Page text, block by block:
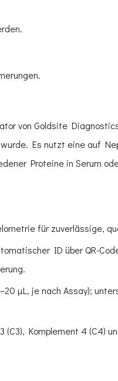
von Goldsite
Es nutzt eine auf
Proteine ​​in Serum
für zuverlässige,
ID über QR-
µL, je nach Assay);
(C3), Komplement 4 (C4)